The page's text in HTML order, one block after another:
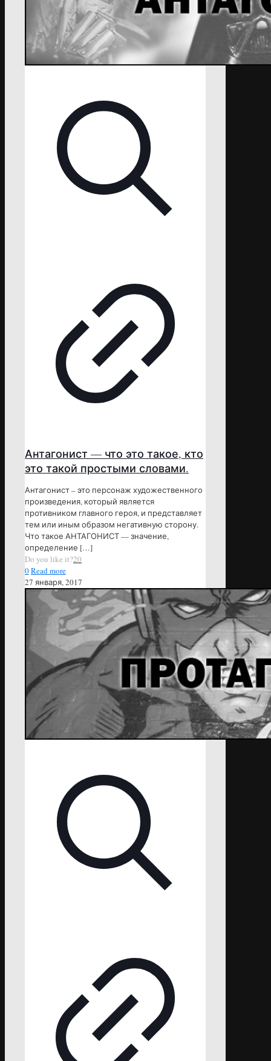
Антагонист — что это такое, кто
это такой простыми словами.
Антагонист – это персонаж художественного
произведения, который является
противником главного героя, и представляет
тем или иным образом негативную сторону.
Что такое АНТАГОНИСТ — значение,
определение […]
Do you like it?20
0Read more
27 января, 2017